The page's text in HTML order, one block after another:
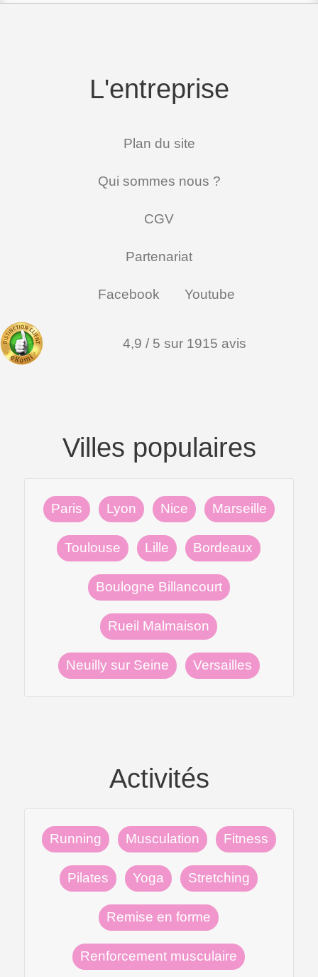
L'entreprise
Plan du site
Qui sommes nous ?
CGV
Partenariat
Facebook Youtube
4,9 / 5 sur 1915 avis
Villes populaires
Paris Lyon Nice Marseille
Toulouse Lille Bordeaux
Boulogne Billancourt
Rueil Malmaison
Neuilly sur Seine Versailles
Activités
Running Musculation Fitness
Pilates Yoga Stretching
Remise en forme
Renforcement musculaire